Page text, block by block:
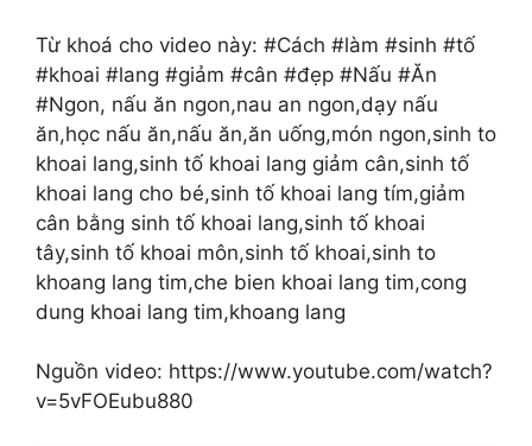
Từ khoá cho video này: #Cách #làm #sinh #tố
#khoai #lang #giảm #cân #đẹp #Nấu #Ăn
#Ngon, nấu ăn ngon,nau an ngon,dạy nấu
ăn,học nấu ăn,nấu ăn,ăn uống,món ngon,sinh to
khoai lang,sinh tố khoai lang giảm cân,sinh tố
khoai lang cho bé,sinh tố khoai lang tím,giảm
cân bằng sinh tố khoai lang,sinh tố khoai
tây,sinh tố khoai môn,sinh tố khoai,sinh to
khoang lang tim,che bien khoai lang tim,cong
dung khoai lang tim,khoang lang
Nguồn video: https://www.youtube.com/watch?
v=5vFOEubu880